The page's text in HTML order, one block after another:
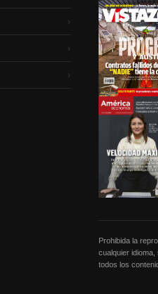
›
›
›
Prohibida la
cualquier
todos los